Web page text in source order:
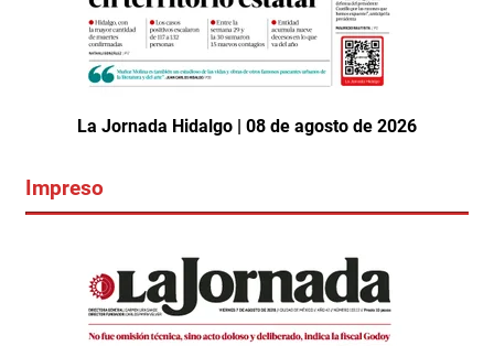
La Jornada Hidalgo | 08 de agosto de 2026
Impreso